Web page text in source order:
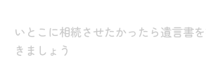
いとこに相続させたかったら遺言書
きましょう